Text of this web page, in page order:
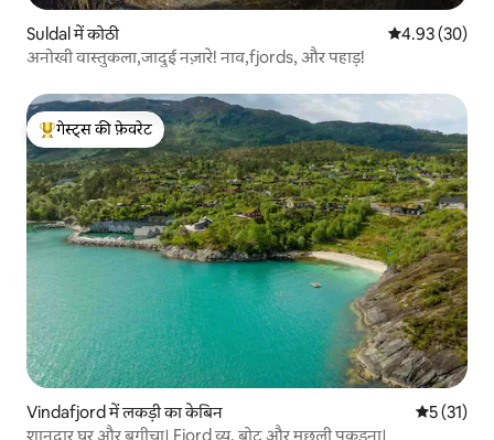
Suldal में कोठी औसत रेटिंग 5 में
4.93 (30)
अनोखी वास्तुकला,जादुई नज़ारे! नाव,fjords, और पहाड़!
गेस्ट्स का टॉप फ़ेवरेट
गेस्ट्स की फ़ेवरेट
Vindafjord में लकड़ी का केबिन औसत रेटिंग
5 (31)
शानदार घर और बगीचा। Fjord व्यू, बोट और मछली पकड़ना।